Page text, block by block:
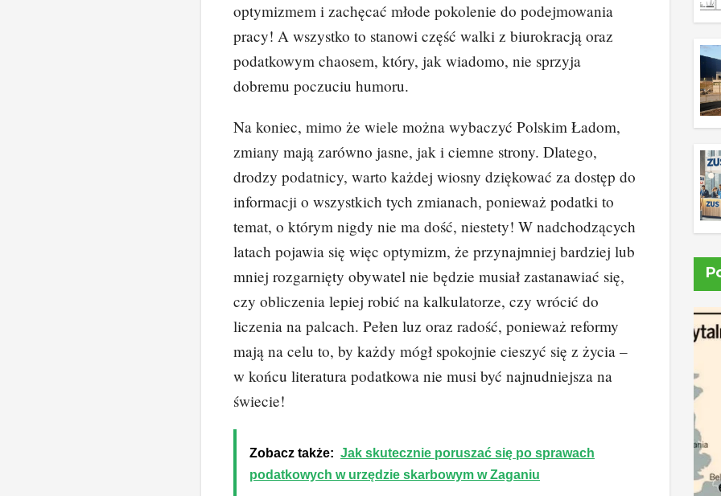
optymizmem i zachęcać młode pokolenie do podejmowania
pracy! A wszystko to stanowi część walki z biurokracją oraz
podatkowym chaosem, który, jak wiadomo, nie sprzyja
dobremu poczuciu humoru.
Na koniec, mimo że wiele można wybaczyć Polskim Ładom,
zmiany mają zarówno jasne, jak i ciemne strony. Dlatego,
drodzy podatnicy, warto każdej wiosny dziękować za dostęp do
informacji o wszystkich tych zmianach, ponieważ podatki to
temat, o którym nigdy nie ma dość, niestety! W nadchodzących
latach pojawia się więc optymizm, że przynajmniej bardziej lub
mniej rozgarnięty obywatel nie będzie musiał zastanawiać się,
czy obliczenia lepiej robić na kalkulatorze, czy wrócić do
liczenia na palcach. Pełen luz oraz radość, ponieważ reformy
mają na celu to, by każdy mógł spokojnie cieszyć się z życia –
w końcu literatura podatkowa nie musi być najnudniejsza na
świecie!
Zobacz także: Jak skutecznie poruszać się po sprawach
podatkowych w urzędzie skarbowym w Zaganiu